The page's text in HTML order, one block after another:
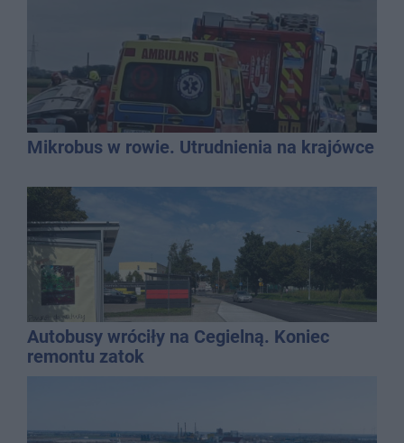
Mikrobus w rowie. Utrudnienia na krajówce
Autobusy wróciły na Cegielną. Koniec
remontu zatok